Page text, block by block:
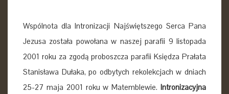
Wspólnota dla Intronizacji Najświętszego Serca Pana
Jezusa została powołana w naszej parafii 9 listopada
2001 roku za zgodą proboszcza parafii Księdza Prałata
Stanisława Dułaka, po odbytych rekolekcjach w dniach
25-27 maja 2001 roku w Matemblewie. Intronizacyjna